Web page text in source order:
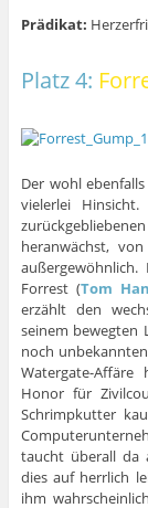
Prädikat:
Platz 4:
Der wohl
vielerlei
heranwächst, von
Forrest (Tom
erzählt den
seinem bewegten
noch
Watergate-
Honor für
Schrimpkutter
taucht überall da
dies auf herrlich
ihm